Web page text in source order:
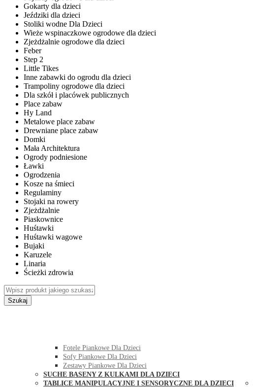
Gokarty dla dzieci
Jeździki dla dzieci
Stoliki wodne Dla Dzieci
Wieże wspinaczkowe ogrodowe dla dzieci
Zjeżdżalnie ogrodowe dla dzieci
Feber
Step 2
Little Tikes
Inne zabawki do ogrodu dla dzieci
Trampoliny ogrodowe dla dzieci
Dla szkół i placówek publicznych
Place zabaw
Hy Land
Metalowe place zabaw
Drewniane place zabaw
Domki
Mała Architektura
Ogrody podniesione
Ławki
Ogrodzenia
Kosze na śmieci
Regulaminy
Stojaki na rowery
Zjeżdżalnie
Piaskownice
Huśtawki
Huśtawki wagowe
Bujaki
Karuzele
Linaria
Ścieżki zdrowia
Szukaj
Fotele Piankowe Dla Dzieci
Sofy Piankowe Dla Dzieci
Zestawy Piankowe Dla Dzieci
SUCHE BASENY Z KULKAMI DLA DZIECI
TABLICE MANIPULACYJNE I SENSORYCZNE DLA DZIECI